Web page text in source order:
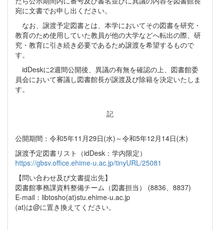
宛に文書でお申し出ください。
なお、譲渡予定図書とは、本学においてその図書を研究・
教育のため使用していた教員が他の大学などへ転出の際、研
究・教育に引き続き必要であるため譲渡を希望するもので
す。
idDeskに2週間公開後、異議の有無を確認の上、図書館委
員会において審議し図書館長が譲渡及び除籍を決定いたしま
す。
記
公開期間：令和5年11月29日(水)～令和5年12月14日(木)
譲渡予定図書リスト（idDesk：学内限定）
https://gbsv.office.ehime-u.ac.jp/tinyURL/25081
【問い合わせ及び文書提出先】
図書館事務課資料整備チーム（図書担当） (8836、8837)
E-mail：libtosho(at)stu.ehime-u.ac.jp
(at)は@に置き換えてください。